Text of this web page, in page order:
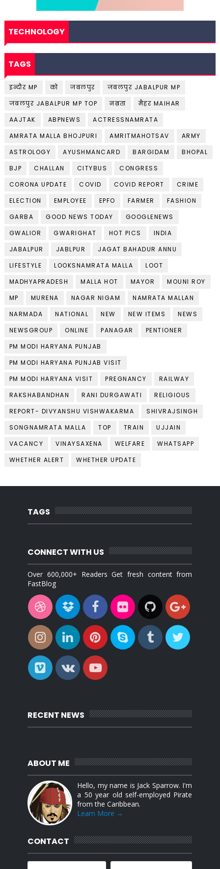
TECHNOLOGY
TAGS
इन्दौर MP को जबलपुर
जबलपुर JABALPUR MP
जबलपुर JABALPUR MP TOP
नम्रता
मैहर MAIHAR
AAJTAK
ABPNEWS
ACTRESSNAMRATA
AMRATA MALLA BHOJPURI
AMRITMAHOTSAV
ARMY
ASTROLOGY
AYUSHMANCARD BARGIDAM
BHOPAL
BJP
CHALLAN CITYBUS
CONGRESS
CORONA UPDATE
COVID COVID REPORT
CRIME
ELECTION
EMPLOYEE EPFO FARMER
FASHION
GARBA
GOOD NEWS TODAY
GOOGLENEWS
GWALIOR
GWARIGHAT HOT PICS
INDIA
JABALPUR
JABLPUR
JAGAT BAHADUR ANNU
LIFESTYLE
LOOKSNAMRATA MALLA
LOOT
MADHYAPRADESH
MALLA HOT MAYOR
MOUNI ROY
MP
MURENA NAGAR NIGAM
NAMRATA MALLAN
NARMADA
NATIONAL NEW NEW ITEMS
NEWS
NEWSGROUP
ONLINE PANAGAR
PENTIONER
PM MODI HARYANA PUNJAB
PM MODI HARYANA PUNJAB VISIT
PM MODI HARYANA VISIT
PREGNANCY
RAILWAY
RAKSHABANDHAN
RANI DURGAWATI
RELIGIOUS
REPORT- DIVYANSHU VISHWAKARMA
SHIVRAJSINGH
SONGNAMRATA MALLA
TOP TRAIN
UJJAIN
VACANCY
VINAYSAXENA WELFARE
WHATSAPP
WHETHER ALERT
WHETHER UPDATE
TAGS
CONNECT WITH US
Over 600,000+ Readers Get fresh content from
FastBlog
RECENT NEWS
ABOUT ME
Hello, my name is Jack Sparrow. I'm
a 50 year old self-employed Pirate
from the Caribbean.
Learn More →
CONTACT